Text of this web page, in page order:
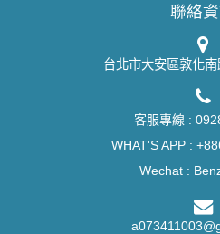
聯絡
台北市大安區敦化
客服專線 :
WHAT'S APP :
Wechat :